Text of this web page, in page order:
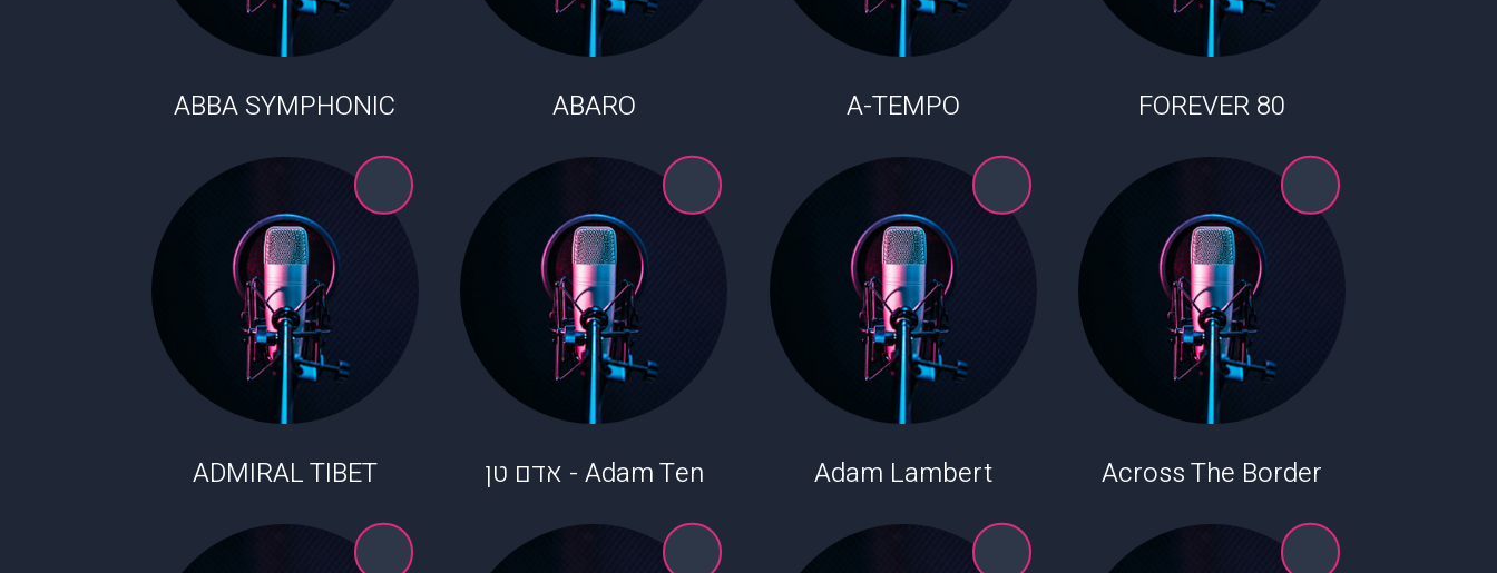
80 FOREVER
A-TEMPO
ABARO
ABBA SYMPHONIC
Across The Border
Adam Lambert Adam Ten - אדם טן ADMIRAL TIBET